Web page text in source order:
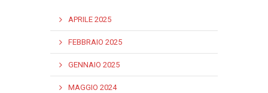
APRILE 2025
FEBBRAIO 2025
GENNAIO 2025
MAGGIO 2024